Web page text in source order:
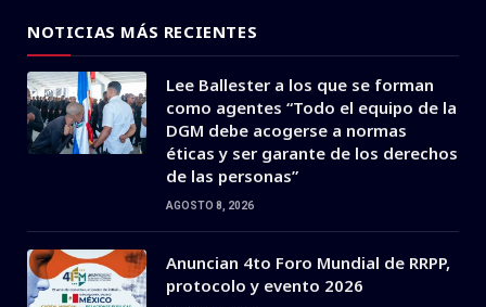
NOTICIAS MÁS RECIENTES
Lee Ballester a los que se forman
como agentes “Todo el equipo de la
DGM debe acogerse a normas
éticas y ser garante de los derechos
de las personas”
AGOSTO 8, 2026
Anuncian 4to Foro Mundial de RRPP,
protocolo y evento 2026